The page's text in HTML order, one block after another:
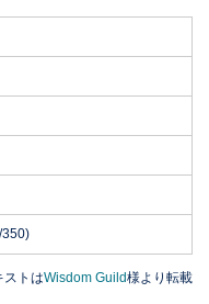
350)
ストはWisdom Guild様より転載